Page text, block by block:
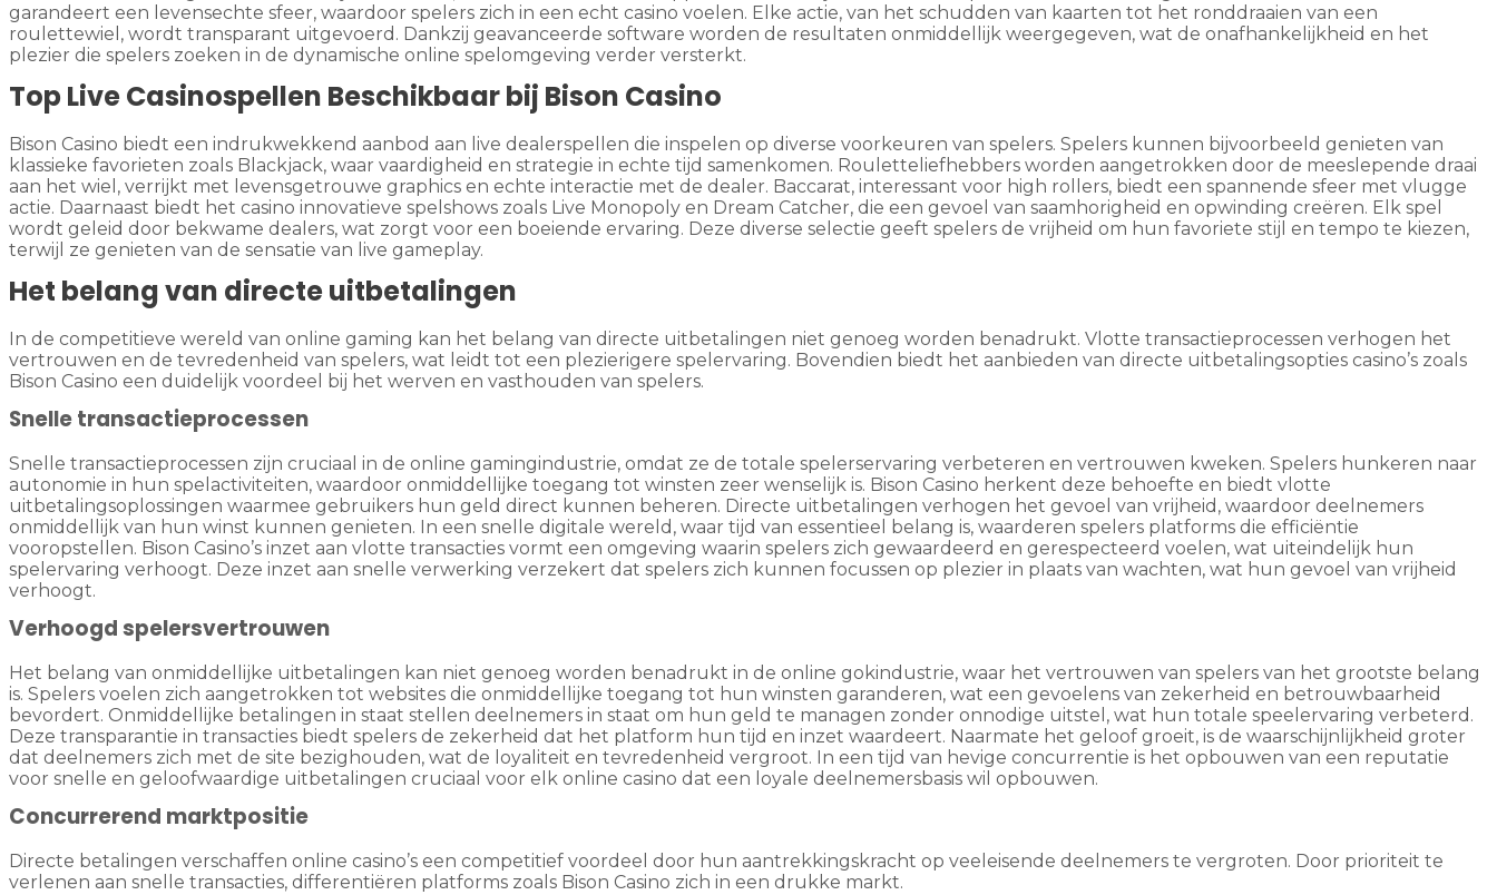
garandeert een levensechte sfeer, waardoor spelers zich in een echt casino voelen. Elke actie, van het schudden van kaarten tot het ronddraaien van een
roulettewiel, wordt transparant uitgevoerd. Dankzij geavanceerde software worden de resultaten onmiddellijk weergegeven, wat de onafhankelijkheid en het
plezier die spelers zoeken in de dynamische online spelomgeving verder versterkt.
Top Live Casinospellen Beschikbaar bij Bison Casino
Bison Casino biedt een indrukwekkend aanbod aan live dealerspellen die inspelen op diverse voorkeuren van spelers. Spelers kunnen bijvoorbeeld genieten van
klassieke favorieten zoals Blackjack, waar vaardigheid en strategie in echte tijd samenkomen. Rouletteliefhebbers worden aangetrokken door de meeslepende draai
aan het wiel, verrijkt met levensgetrouwe graphics en echte interactie met de dealer. Baccarat, interessant voor high rollers, biedt een spannende sfeer met vlugge
actie. Daarnaast biedt het casino innovatieve spelshows zoals Live Monopoly en Dream Catcher, die een gevoel van saamhorigheid en opwinding creëren. Elk spel
wordt geleid door bekwame dealers, wat zorgt voor een boeiende ervaring. Deze diverse selectie geeft spelers de vrijheid om hun favoriete stijl en tempo te kiezen,
terwijl ze genieten van de sensatie van live gameplay.
Het belang van directe uitbetalingen
In de competitieve wereld van online gaming kan het belang van directe uitbetalingen niet genoeg worden benadrukt. Vlotte transactieprocessen verhogen het
vertrouwen en de tevredenheid van spelers, wat leidt tot een plezierigere spelervaring. Bovendien biedt het aanbieden van directe uitbetalingsopties casino’s zoals
Bison Casino een duidelijk voordeel bij het werven en vasthouden van spelers.
Snelle transactieprocessen
Snelle transactieprocessen zijn cruciaal in de online gamingindustrie, omdat ze de totale spelerservaring verbeteren en vertrouwen kweken. Spelers hunkeren naar
autonomie in hun spelactiviteiten, waardoor onmiddellijke toegang tot winsten zeer wenselijk is. Bison Casino herkent deze behoefte en biedt vlotte
uitbetalingsoplossingen waarmee gebruikers hun geld direct kunnen beheren. Directe uitbetalingen verhogen het gevoel van vrijheid, waardoor deelnemers
onmiddellijk van hun winst kunnen genieten. In een snelle digitale wereld, waar tijd van essentieel belang is, waarderen spelers platforms die efficiëntie
vooropstellen. Bison Casino’s inzet aan vlotte transacties vormt een omgeving waarin spelers zich gewaardeerd en gerespecteerd voelen, wat uiteindelijk hun
spelervaring verhoogt. Deze inzet aan snelle verwerking verzekert dat spelers zich kunnen focussen op plezier in plaats van wachten, wat hun gevoel van vrijheid
verhoogt.
Verhoogd spelersvertrouwen
Het belang van onmiddellijke uitbetalingen kan niet genoeg worden benadrukt in de online gokindustrie, waar het vertrouwen van spelers van het grootste belang
is. Spelers voelen zich aangetrokken tot websites die onmiddellijke toegang tot hun winsten garanderen, wat een gevoelens van zekerheid en betrouwbaarheid
bevordert. Onmiddellijke betalingen in staat stellen deelnemers in staat om hun geld te managen zonder onnodige uitstel, wat hun totale speelervaring verbeterd.
Deze transparantie in transacties biedt spelers de zekerheid dat het platform hun tijd en inzet waardeert. Naarmate het geloof groeit, is de waarschijnlijkheid groter
dat deelnemers zich met de site bezighouden, wat de loyaliteit en tevredenheid vergroot. In een tijd van hevige concurrentie is het opbouwen van een reputatie
voor snelle en geloofwaardige uitbetalingen cruciaal voor elk online casino dat een loyale deelnemersbasis wil opbouwen.
Concurrerend marktpositie
Directe betalingen verschaffen online casino’s een competitief voordeel door hun aantrekkingskracht op veeleisende deelnemers te vergroten. Door prioriteit te
verlenen aan snelle transacties, differentiëren platforms zoals Bison Casino zich in een drukke markt.